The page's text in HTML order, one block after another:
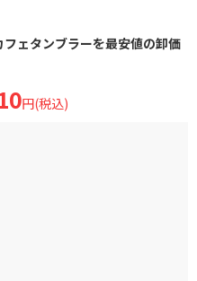
ェタンブラーを最安値の卸価
円(税込)